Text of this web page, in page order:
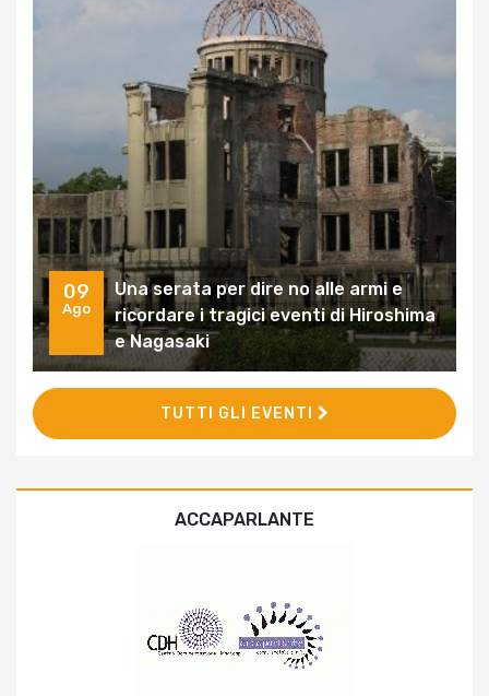
09
Ago
Una serata per dire no alle armi e
ricordare i tragici eventi di Hiroshima
e Nagasaki
TUTTI GLI EVENTI
ACCAPARLANTE